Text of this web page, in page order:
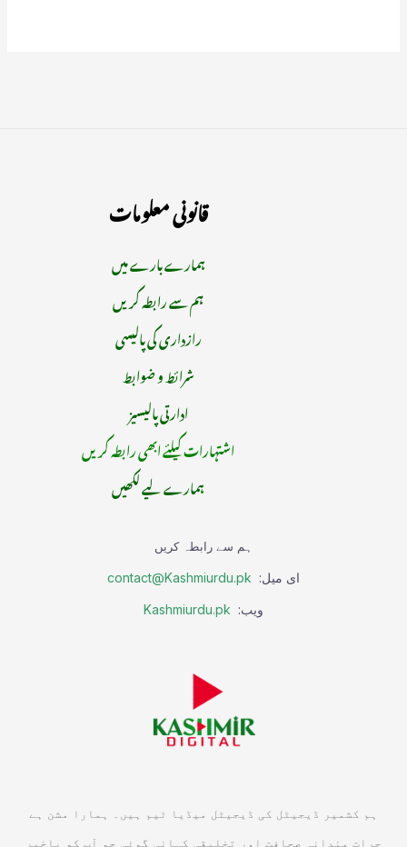
قانونی معلومات
ہمارے بارے میں
ہم سے رابطہ کریں
رازداری کی پالیسی
شرائط و ضوابط
ادارتی پالیسیز
اشتہارات کیلئے ابھی رابطہ کریں
ہمارے لیے لکھیں
ہم سے رابطہ کریں
ای میل: contact@Kashmiurdu.pk
ویب: Kashmiurdu.pk
ہم کشمیر ڈیجیٹل کی ڈیجیٹل میڈیا ٹیم ہیں۔ ہمارا مشن ہے
جرات مندانہ صحافت اور تخلیقی کہانی گوئی جو آپ کو باخبر